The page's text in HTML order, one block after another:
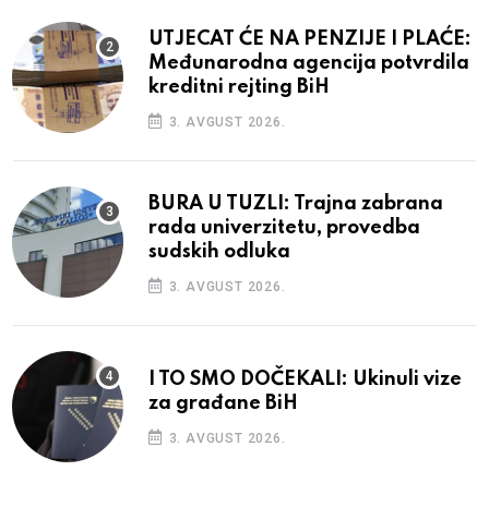
UTJECAT ĆE NA PENZIJE I PLAĆE:
Međunarodna agencija potvrdila
kreditni rejting BiH
3. AVGUST 2026.
BURA U TUZLI: Trajna zabrana
rada univerzitetu, provedba
sudskih odluka
3. AVGUST 2026.
I TO SMO DOČEKALI: Ukinuli vize
za građane BiH
3. AVGUST 2026.